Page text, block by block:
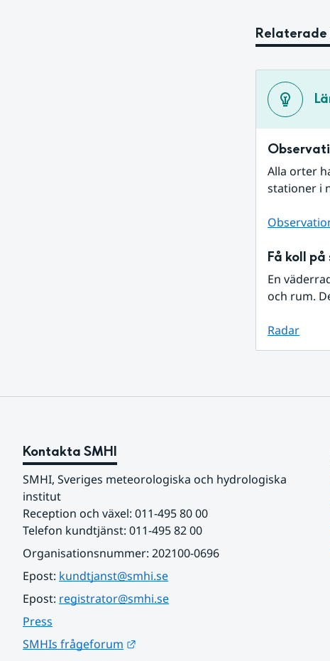
Alla orter
stationer i
Få koll
En
och rum.
Radar
Kontakta SMHI
SMHI, Sveriges meteorologiska och hydrologiska
institut
Reception och växel: 011-495 80 00
Telefon kundtjänst: 011-495 82 00
Organisationsnummer: 202100-0696
Epost: kundtjanst@smhi.se
Epost: registrator@smhi.se
Press
SMHIs frågeforum